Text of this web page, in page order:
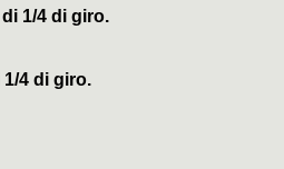
di 1/4 di giro.
1/4 di giro.